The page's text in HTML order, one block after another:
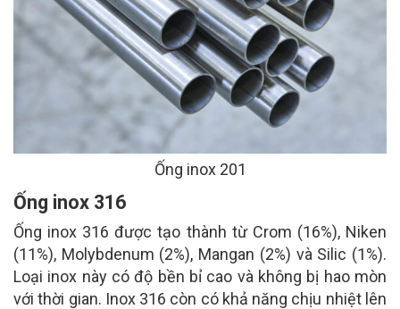
Ống inox 201
Ống inox 316
Ống inox 316 được tạo thành từ Crom (16%), Niken
(11%), Molybdenum (2%), Mangan (2%) và Silic (1%).
Loại inox này có độ bền bỉ cao và không bị hao mòn
với thời gian. Inox 316 còn có khả năng chịu nhiệt lên